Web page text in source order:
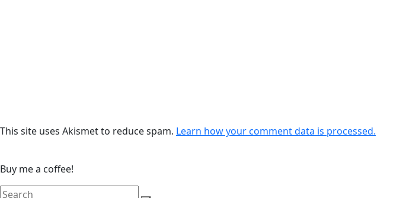
This site uses Akismet to reduce spam. Learn how your comment data is processed.
Buy me a coffee!